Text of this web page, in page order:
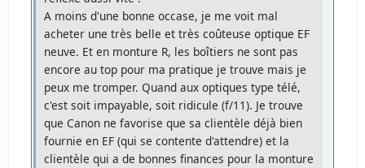
A moins d'une bonne occase, je me voit mal
acheter une très belle et très coûteuse optique EF
neuve. Et en monture R, les boîtiers ne sont pas
encore au top pour ma pratique je trouve mais je
peux me tromper. Quand aux optiques type télé,
c'est soit impayable, soit ridicule (f/11). Je trouve
que Canon ne favorise que sa clientèle déjà bien
fournie en EF (qui se contente d'attendre) et la
clientèle qui a de bonnes finances pour la monture